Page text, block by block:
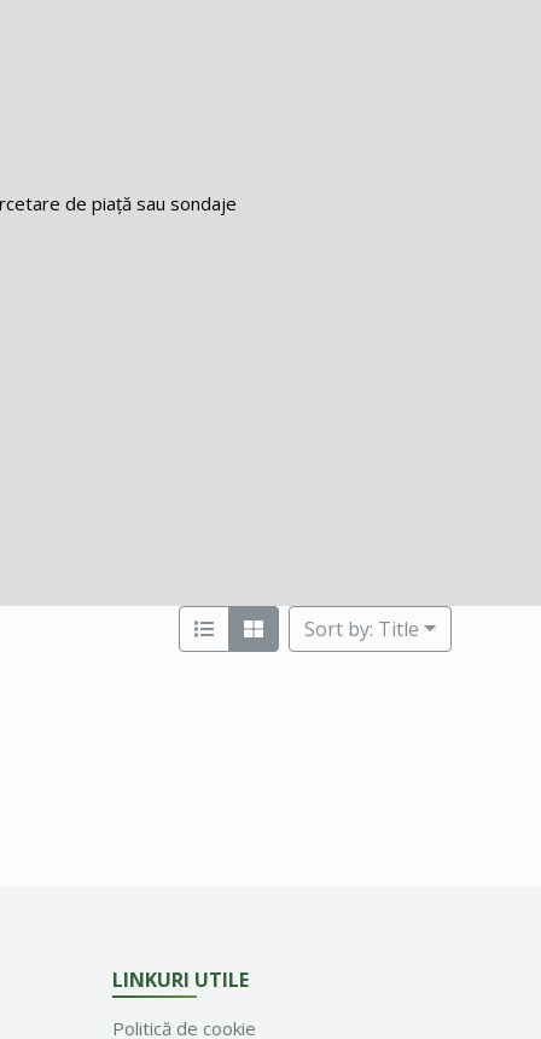
de piață sau sondaje
Sort by: Title
LINKURI UTILE
Politică de cookie